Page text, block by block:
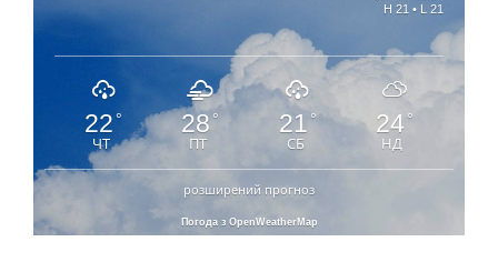
H 21 • L 21
22 °
ЧТ
28°
ПТ
21 °
СБ
24 °
НД
розширений прогноз
Погода з OpenWeatherMap